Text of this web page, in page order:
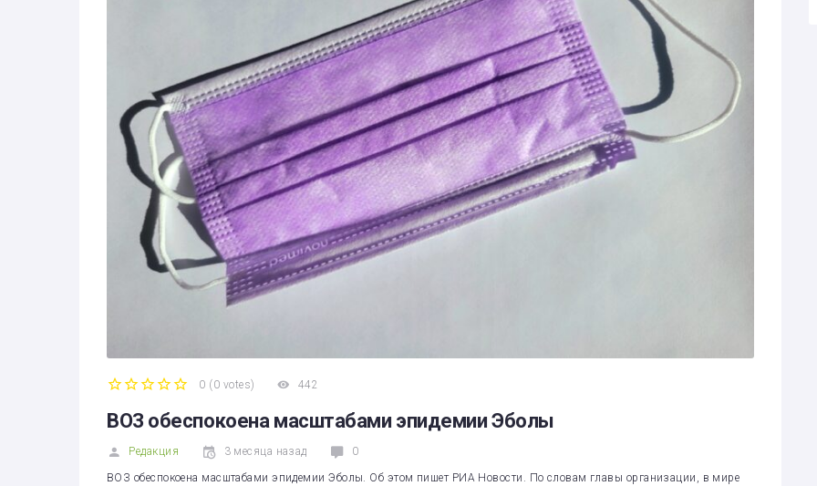
0 ( 0 votes) 442
ВОЗ обеспокоена масштабами эпидемии Эболы
Редакция 3 месяца назад 0
ВОЗ обеспокоена масштабами эпидемии Эболы. Об этом пишет РИА Новости. По словам главы организации, в мире